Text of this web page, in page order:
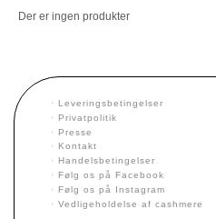
Der er ingen produkter
· Leveringsbetingelser
· Privatpolitik
· Presse
·
Kontakt
· Handelsbetingelser
· Følg os på Facebook
·
Følg os på Instagram
· Vedligeholdelse af cashmere